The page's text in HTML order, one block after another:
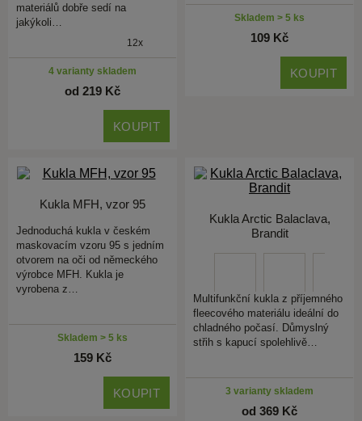
materiálů dobře sedí na
jakýkoli…
12x
4 varianty skladem
od 219 Kč
KOUPIT
Skladem > 5 ks
109 Kč
KOUPIT
Kukla MFH, vzor 95
Jednoduchá kukla v českém
maskovacím vzoru 95 s jedním
otvorem na oči od německého
výrobce MFH. Kukla je
vyrobena z…
Skladem > 5 ks
159 Kč
KOUPIT
Kukla Arctic Balaclava,
Brandit
Multifunkční kukla z příjemného
fleecového materiálu ideální do
chladného počasí. Důmyslný
střih s kapucí spolehlivě…
3 varianty skladem
od 369 Kč